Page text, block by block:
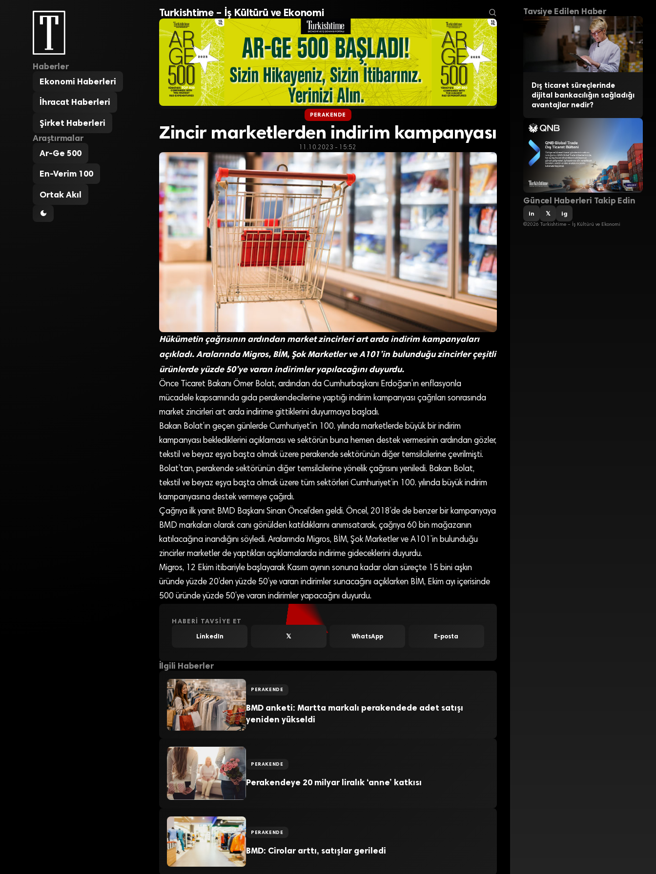
Haberler
Ekonomi Haberleri
İhracat Haberleri
Şirket Haberleri
Araştırmalar
Ar-Ge 500
En-Verim 100
Ortak Akıl
Turkishtime – İş Kültürü ve Ekonomi
PERAKENDE
Zincir marketlerden indirim kampanyası
11.10.2023 - 15:52
Hükümetin çağrısının ardından market zincirleri art arda indirim kampanyaları
açıkladı. Aralarında Migros, BİM, Şok Marketler ve A101’in bulunduğu zincirler çeşitli
ürünlerde yüzde 50’ye varan indirimler yapılacağını duyurdu.
Önce Ticaret Bakanı Ömer Bolat, ardından da Cumhurbaşkanı Erdoğan’ın enflasyonla
mücadele kapsamında gıda perakendecilerine yaptığı indirim kampanyası çağrıları sonrasında
market zincirleri art arda indirime gittiklerini duyurmaya başladı.
Bakan Bolat’ın geçen günlerde Cumhuriyet’in 100. yılında marketlerde büyük bir indirim
kampanyası beklediklerini açıklaması ve sektörün buna hemen destek vermesinin ardından gözler,
tekstil ve beyaz eşya başta olmak üzere perakende sektörünün diğer temsilcilerine çevrilmişti.
Bolat’tan, perakende sektörünün diğer temsilcilerine yönelik çağrısını yeniledi. Bakan Bolat,
tekstil ve beyaz eşya başta olmak üzere tüm sektörleri Cumhuriyet’in 100. yılında büyük indirim
kampanyasına destek vermeye çağırdı.
Çağrıya ilk yanıt BMD Başkanı Sinan Öncel’den geldi. Öncel, 2018’de de benzer bir kampanyaya
BMD markaları olarak canı gönülden katıldıklarını anımsatarak, çağrıya 60 bin mağazanın
katılacağına inandığını söyledi. Aralarında Migros, BİM, Şok Marketler ve A101’in bulunduğu
zincirler marketler de yaptıkları açıklamalarda indirime gideceklerini duyurdu.
Migros, 12 Ekim itibariyle başlayarak Kasım ayının sonuna kadar olan süreçte 15 bini aşkın
üründe yüzde 20’den yüzde 50’ye varan indirimler sunacağını açıklarken BİM, Ekim ayı içerisinde
500 üründe yüzde 50’ye varan indirimler yapacağını duyurdu.
HABERI TAVSIYE ET
LinkedIn 𝕏 WhatsApp E-posta
İlgili Haberler
PERAKENDE
BMD anketi: Martta markalı perakendede adet satışı
yeniden yükseldi
PERAKENDE
Perakendeye 20 milyar liralık ‘anne’ katkısı
PERAKENDE
BMD: Cirolar arttı, satışlar geriledi
Tavsiye Edilen Haber
Dış ticaret süreçlerinde
dijital bankacılığın sağladığı
avantajlar nedir?
Güncel Haberleri Takip Edin
in 𝕏 ig
©2026 Turkishtime – İş Kültürü ve Ekonomi